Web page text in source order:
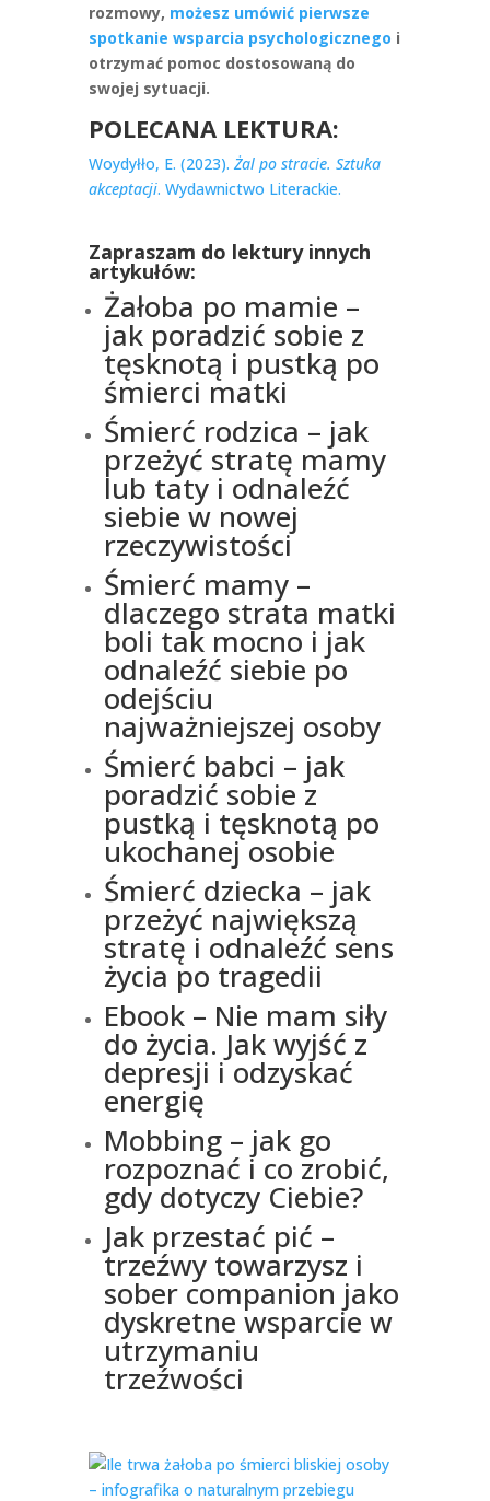
rozmowy, możesz umówić pierwsze
spotkanie wsparcia psychologicznego i
otrzymać pomoc dostosowaną do
swojej sytuacji.
POLECANA LEKTURA:
Woydyłło, E. (2023). Żal po stracie. Sztuka
akceptacji. Wydawnictwo Literackie.
Zapraszam do lektury innych
artykułów:
Żałoba po mamie –
jak poradzić sobie z
tęsknotą i pustką po
śmierci matki
Śmierć rodzica – jak
przeżyć stratę mamy
lub taty i odnaleźć
siebie w nowej
rzeczywistości
Śmierć mamy –
dlaczego strata matki
boli tak mocno i jak
odnaleźć siebie po
odejściu
najważniejszej osoby
Śmierć babci – jak
poradzić sobie z
pustką i tęsknotą po
ukochanej osobie
Śmierć dziecka – jak
przeżyć największą
stratę i odnaleźć sens
życia po tragedii
Ebook – Nie mam siły
do życia. Jak wyjść z
depresji i odzyskać
energię
Mobbing – jak go
rozpoznać i co zrobić,
gdy dotyczy Ciebie?
Jak przestać pić –
trzeźwy towarzysz i
sober companion jako
dyskretne wsparcie w
utrzymaniu
trzeźwości